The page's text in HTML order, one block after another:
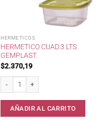
HERMETICOS
HERMETICO CUAD.3 LTS
GEMPLAST.
$2.370,19
Hermetico Cuad.3 lts Gemplast.
AÑADIR AL CARRITO